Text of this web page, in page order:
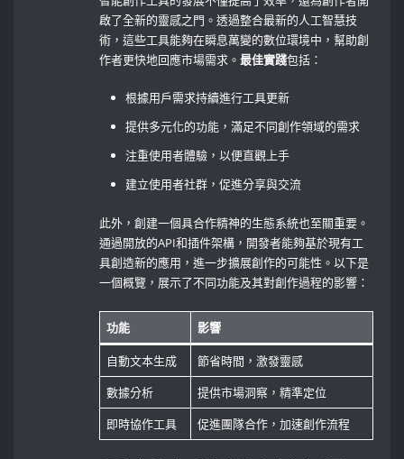
啟了全新的靈感之門。透過整合最新的人工智慧技
術，這些工具能夠在瞬息萬變的數位環境中，幫助創
作者更快地回應市場需求。最佳實踐包括：
根據用戶需求持續進行工具更新
提供多元化的功能，滿足不同創作領域的需求
注重使用者體驗，以便直觀上手
建立使用者社群，促進分享與交流
此外，創建一個具合作精神的生態系統也至關重要。
通過開放的API和插件架構，開發者能夠基於現有工
具創造新的應用，進一步擴展創作的可能性。以下是
一個概覽，展示了不同功能及其對創作過程的影響：
功能 影響
自動文本生成
節省時間，激發靈感
數據分析
提供市場洞察，精準定位
即時協作工具
促進團隊合作，加速創作流程